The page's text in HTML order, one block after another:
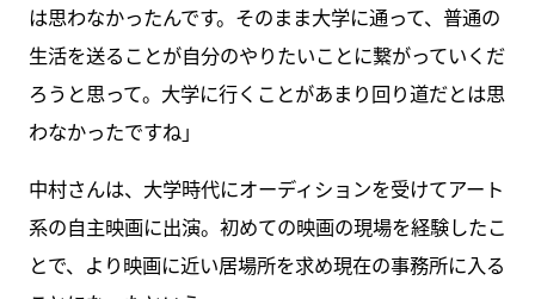
は思わなかったんです。そのまま大学に通って、普通の
生活を送ることが自分のやりたいことに繋がっていくだ
ろうと思って。大学に行くことがあまり回り道だとは思
わなかったですね」
中村さんは、大学時代にオーディションを受けてアート
系の自主映画に出演。初めての映画の現場を経験したこ
とで、より映画に近い居場所を求め現在の事務所に入る